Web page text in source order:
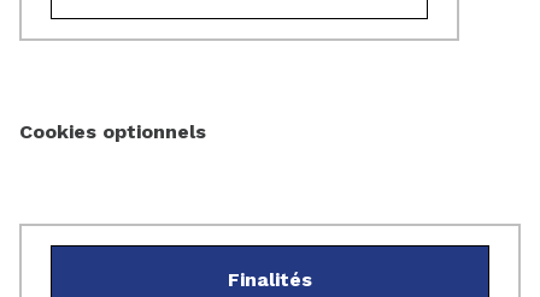
Cookies optionnels
Finalités